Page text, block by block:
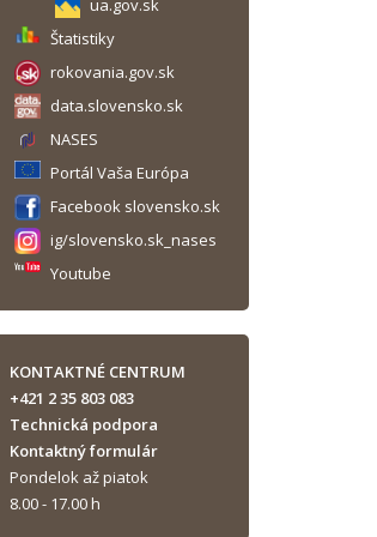
ua.gov.sk
Štatistiky
rokovania.gov.sk
data.slovensko.sk
NASES
Portál Vaša Európa
Facebook slovensko.sk
ig/slovensko.sk_nases
Youtube
KONTAKTNÉ CENTRUM
+421 2 35 803 083
Technická podpora
Kontaktný formulár
Pondelok až piatok
8.00 - 17.00 h